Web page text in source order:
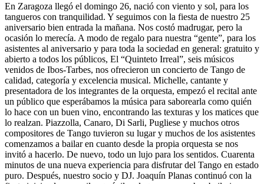
En Zaragoza llegó el domingo 26, nació con viento y sol, para los
tangueros con tranquilidad. Y seguimos con la fiesta de nuestro 25
aniversario bien entrada la mañana. Nos costó madrugar, pero la
ocasión lo merecía. A modo de regalo para nuestra “gente”, para los
asistentes al aniversario y para toda la sociedad en general: gratuito y
abierto a todos los públicos, El “Quinteto Irreal”, seis músicos
venidos de Ibos-Tarbes, nos ofrecieron un concierto de Tango de
calidad, categoría y excelencia musical. Michelle, cantante y
presentadora de los integrantes de la orquesta, empezó el recital ante
un público que esperábamos la música para saborearla como quién
lo hace con un buen vino, encontrando las texturas y los matices que
lo realzan. Piazzolla, Canaro, Di Sarli, Pugliese y muchos otros
compositores de Tango tuvieron su lugar y muchos de los asistentes
comenzamos a bailar en cuanto desde la propia orquesta se nos
invitó a hacerlo. De nuevo, todo un lujo para los sentidos. Cuarenta
minutos de una nueva experiencia para disfrutar del Tango en estado
puro. Después, nuestro socio y DJ. Joaquín Planas continuó con la